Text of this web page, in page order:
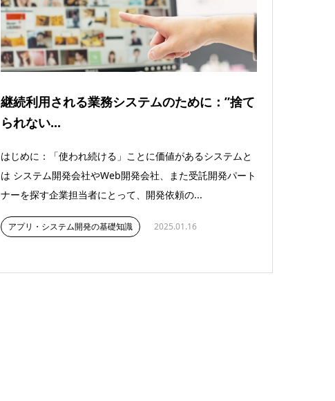
継続利用される業務システムのために：”捨て
られない...
はじめに：「使われ続ける」ことに価値があるシステムと
は システム開発会社やWeb開発会社、また受託開発パート
ナーを探す企業担当者にとって、開発依頼の...
アプリ・システム開発の基礎知識 2025.01.16